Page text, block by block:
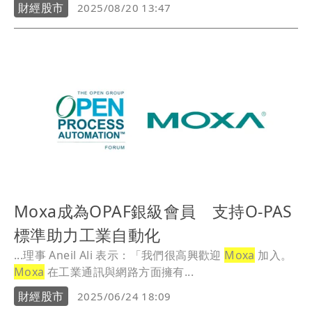
財經股市 2025/08/20 13:47
Moxa成為OPAF銀級會員 支持O-PAS
標準助力工業自動化
...理事 Aneil Ali 表示：「我們很高興歡迎 Moxa 加入。
Moxa 在工業通訊與網路方面擁有...
財經股市
2025/06/24 18:09